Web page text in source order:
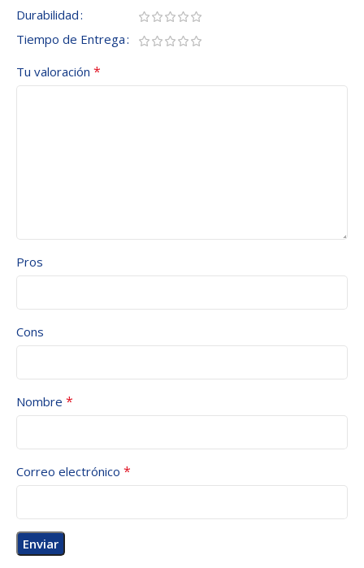
Durabilidad
Tiempo de Entrega
Tu valoración *
Pros
Cons
Nombre *
Correo electrónico *